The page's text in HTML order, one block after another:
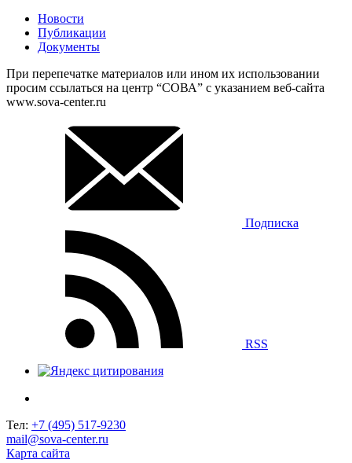
Новости
Публикации
Документы
При перепечатке материалов или ином их использовании
просим ссылаться на центр “СОВА” с указанием веб-сайта
www.sova-center.ru
Подписка
RSS
Тел: +7 (495) 517-9230
mail@sova-center.ru
Карта сайта